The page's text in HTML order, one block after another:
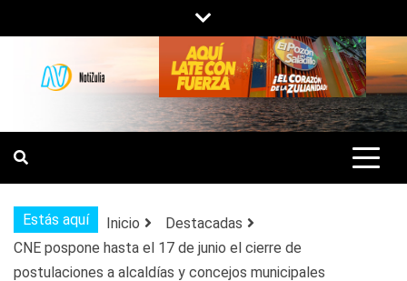
al
contenido
NOTIZULIA
NOTICIAS DEL ZULIA, VENEZUELA Y
DE INTERÉS GENERAL.
Estás aquí Inicio
Destacadas
CNE pospone hasta el 17 de junio el cierre de
postulaciones a alcaldías y concejos municipales